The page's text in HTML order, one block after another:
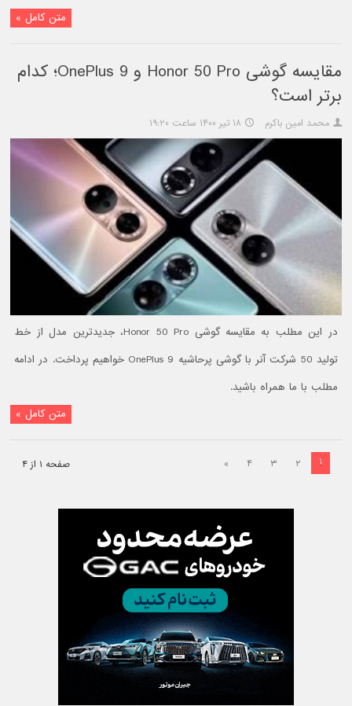
متن کامل »
مقایسه گوشی Honor 50 Pro و OnePlus 9؛ کدام
برتر است؟
محمد امین باکرم ۱۸ تیر ۱۴۰۰ ساعت ۱۹:۲۰
در این مطلب به مقایسه گوشی Honor 50 Pro، جدیدترین مدل از خط
تولید 50 شرکت آنر با گوشی پرحاشیه OnePlus 9 خواهیم پرداخت. در ادامه
مطلب با ما همراه باشید.
متن کامل »
صفحه ۱ از ۴ ۱ ۲ ۳ ۴ »